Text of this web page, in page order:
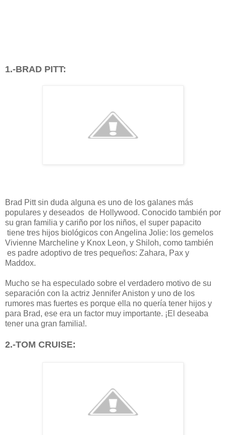
1.-BRAD PITT:
Brad Pitt sin duda alguna es uno de los galanes más
populares y deseados de Hollywood. Conocido también por
su gran familia y cariño por los niños, el super papacito
tiene tres hijos biológicos con Angelina Jolie: los gemelos
Vivienne Marcheline y Knox Leon, y Shiloh, como también
es padre adoptivo de tres pequeños: Zahara, Pax y
Maddox.
Mucho se ha especulado sobre el verdadero motivo de su
separación con la actriz Jennifer Aniston y uno de los
rumores mas fuertes es porque ella no quería tener hijos y
para Brad, ese era un factor muy importante. ¡El deseaba
tener una gran familia!.
2.-TOM CRUISE: